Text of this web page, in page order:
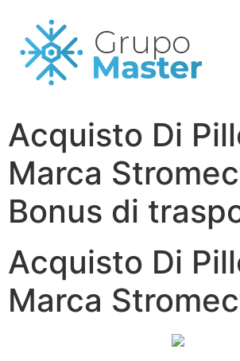
Acquisto Di
Marca
Bonus di
Acquisto Di
Marca